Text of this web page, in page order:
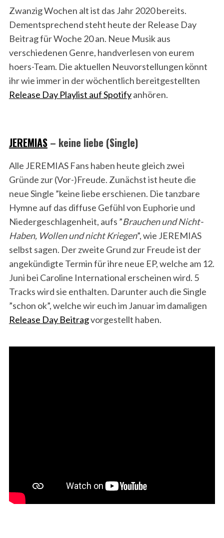
Zwanzig Wochen alt ist das Jahr 2020 bereits.
Dementsprechend steht heute der Release Day
Beitrag für Woche 20 an. Neue Musik aus
verschiedenen Genre, handverlesen von eurem
hoers-Team. Die aktuellen Neuvorstellungen könnt
ihr wie immer in der wöchentlich bereitgestellten
Release Day Playlist auf Spotifyanhören.
JEREMIAS– keine liebe (Single)
Alle JEREMIAS Fans haben heute gleich zwei
Gründe zur (Vor-)Freude. Zunächst ist heute die
neue Single ”keine liebe erschienen. Die tanzbare
Hymne auf das diffuse Gefühl von Euphorie und
Niedergeschlagenheit, aufs ”Brauchen und Nicht-
Haben, Wollen und nicht Kriegen”, wie JEREMIAS
selbst sagen. Der zweite Grund zur Freude ist der
angekündigte Termin für ihre neue EP, welche am 12.
Juni bei Caroline International erscheinen wird. 5
Tracks wird sie enthalten. Darunter auch die Single
”schon ok”, welche wir euch im Januar im damaligen
Release Day Beitragvorgestellt haben.